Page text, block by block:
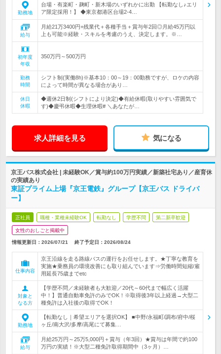
勤務地
台場・有楽町・麹町・新木場のいずれかに出勤 【転勤なし♪エリ
ア限定採用！】 ◆東京都港区台場2-4…
給与
月給21万3400円+残業代＋各種手当＋賞与年2回◎月給45万円以
上も可能※経験・スキルを考慮のうえ、決定します。※…
初年度
年収
350万円～500万円
勤務
時間
シフト制(実働8h)※基本10：00～19：00勤務ですが、ロケの内容
によって時間が異なる場合があり…
休日
休暇
◆週休2日制(シフトにより決定)◆有給休暇(取りやすい雰囲気で
す)◆慶弔休暇◆生理休暇# ＼あなたが…
求人詳細を見る 気になる
京王バス株式会社 | 未経験OK／賞与約100万円実績／新築社宅あり／産育休
の実績あり
東証プライム上場『京王電鉄』グループ【京王バス ドライバ
ー】
正社員 職種・業種未経験OK 転勤なし 学歴不問 第二新卒歓迎
女性のおしごと掲載中
情報更新日：2026/07/21 終了予定日： 2026/08/24
仕事内容
京王沿線を走る路線バスの運行をお任せします。★丁寧な教育を
実施★乗務員の環境改善にも取り組んでいます⇒労働時間短縮/雇
用延長75歳までetc
対象と
なる方
【学歴不問／未経験者も大歓迎／20代～60代まで幅広く活躍
中！】普通自動車免許のみでOK！※取得後3年以上経過→大型二
種免許は入社後の取得でOK！
勤務地
【転勤なし｜希望エリアを選択OK】 ■中野/永福町/調布/府中/桜
ヶ丘/南大沢/多摩/高尾にて募集…
給与
月給25万円～25万5,000円＋賞与（年3回）★賞与は年間で約100
万円の実績！※大型二種免許取得期間中（3ヶ月）…